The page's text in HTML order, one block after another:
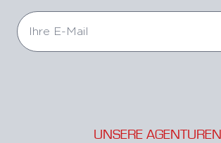
UNSERE AGENTUREN